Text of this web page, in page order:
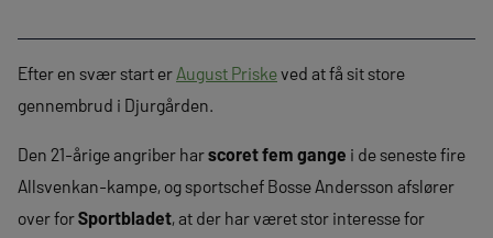
Efter en svær start er August Priskeved at få sit store
gennembrud i Djurgården.
Den 21-årige angriber harscoret fem gange i de seneste fire
Allsvenkan-kampe, og sportschef Bosse Andersson afslører
over forSportbladet, at der har været stor interesse for